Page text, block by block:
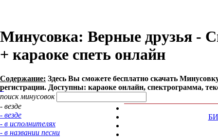
Минусовка: Верные друзья -
+ караоке спеть онлайн
Содержание: Здесь Вы сможете бесплатно cкачать
регистрации. Доступны: караоке онлайн, спектрограмма,
поиск минусовок
- везде
- везде
- в исполнителях
- в названии песни